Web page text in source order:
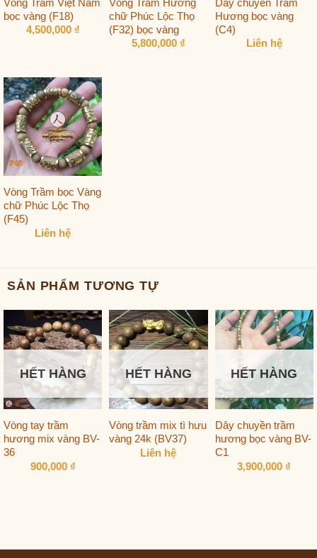
bọc vàng (F18)
4,500,000 ₫
chữ Phúc Lộc Thọ
(F32) bọc vàng
5,800,000 ₫
Hương bọc vàng
(C4)
Liên hệ
Vòng Trầm bọc Vàng
chữ Phúc Lộc Thọ
(F45)
Liên hệ
SẢN PHẨM TƯƠNG TỰ
HẾT HÀNG
Vòng tay trầm
hương mix vàng BV-
36
900,000 ₫
HẾT HÀNG
Vòng trầm mix tì hưu
vàng 24k (BV37)
Liên hệ
HẾT HÀNG
Dây chuyền trầm
hương bọc vàng BV-
C1
3,900,000 ₫